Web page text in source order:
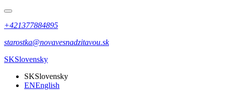
+421377884895
starostka@novavesnadzitavou.sk
SKSlovensky
SKSlovensky
ENEnglish